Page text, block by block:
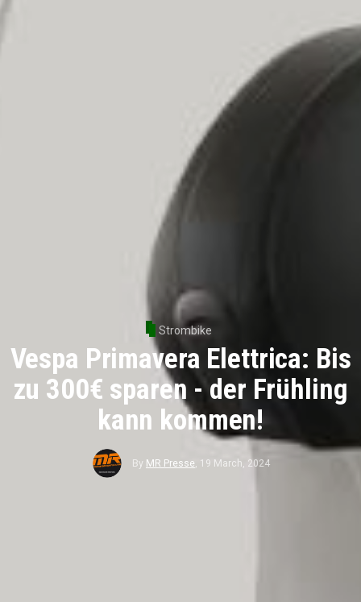
Strombike
Vespa Primavera Elettrica: Bis
zu 300€ sparen - der Frühling
kann kommen!
By MR Presse, 19 March, 2024